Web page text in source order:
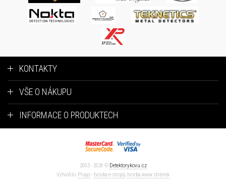
KONTAKTY
VŠE O NÁKUPU
INFORMACE O PRODUKTECH
2003 - 2026 © Detektorykovu.cz
Vytvořilo: Plugo- tvorba e-shopů,tvorba www stránek